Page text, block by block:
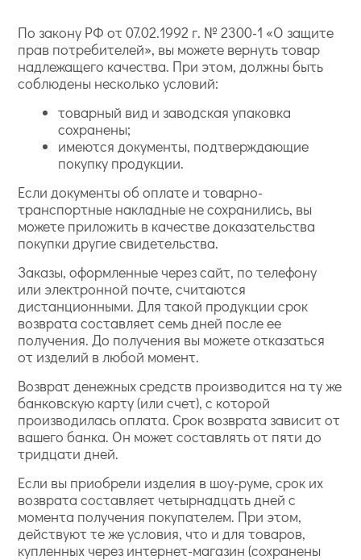
По закону РФ от 07.02.1992 г. № 2300-1 «О защите
прав потребителей», вы можете вернуть товар
надлежащего качества. При этом, должны быть
соблюдены несколько условий:
товарный вид и заводская упаковка
сохранены;
имеются документы, подтверждающие
покупку продукции.
Если документы об оплате и товарно-
транспортные накладные не сохранились, вы
можете приложить в качестве доказательства
покупки другие свидетельства.
Заказы, оформленные через сайт, по телефону
или электронной почте, считаются
дистанционными. Для такой продукции срок
возврата составляет семь дней после ее
получения. До получения вы можете отказаться
от изделий в любой момент.
Возврат денежных средств производится на ту же
банковскую карту (или счет), с которой
производилась оплата. Срок возврата зависит от
вашего банка. Он может составлять от пяти до
тридцати дней.
Если вы приобрели изделия в шоу-руме, срок их
возврата составляет четырнадцать дней с
момента получения покупателем. При этом,
действуют те же условия, что и для товаров,
купленных через интернет-магазин (сохранены